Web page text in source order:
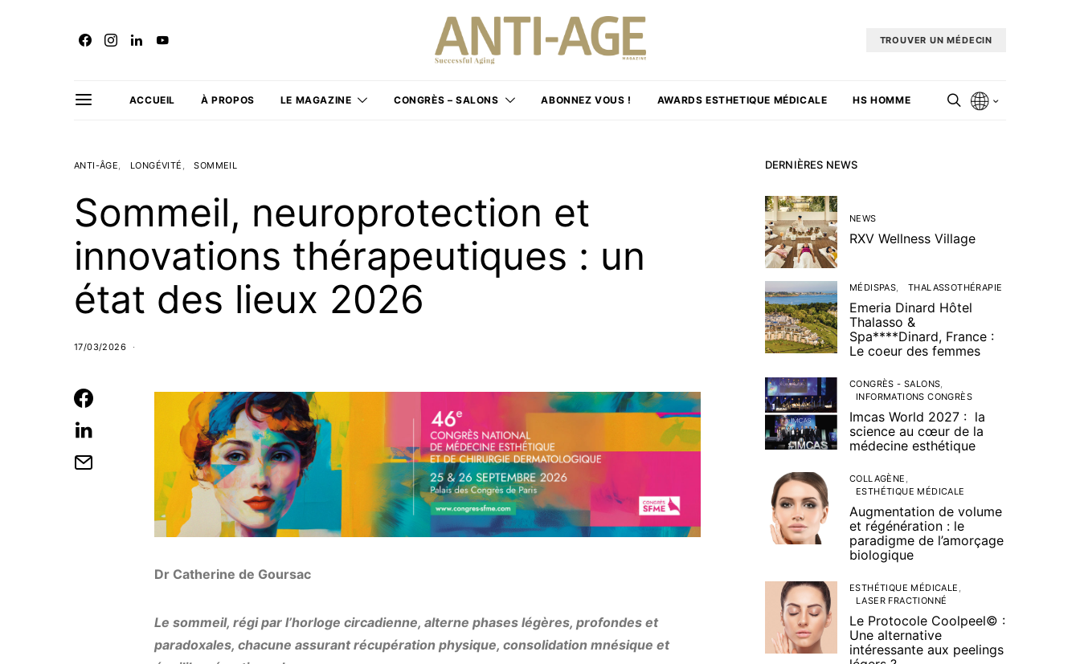
TROUVER UN MÉDECIN
ACCUEIL À PROPOS LE MAGAZINE CONGRÈS – SALONS ABONNEZ VOUS ! AWARDS ESTHETIQUE MÉDICALE HS HOMME
ANTI-ÂGE LONGÉVITÉ SOMMEIL
Sommeil, neuroprotection et
innovations thérapeutiques : un
état des lieux 2026
17/03/2026
Dr Catherine de Goursac
Le sommeil, régi par l’horloge circadienne, alterne phases légères, profondes et
paradoxales, chacune assurant récupération physique, consolidation mnésique et
DERNIÈRES NEWS
NEWS
RXV Wellness Village
MÉDISPAS THALASSOTHÉRAPIE
Emeria Dinard Hôtel
Thalasso &
Spa****Dinard, France :
Le coeur des femmes
CONGRÈS - SALONS
INFORMATIONS CONGRÈS
Imcas World 2027 : la
science au cœur de la
médecine esthétique
COLLAGÈNE
ESTHÉTIQUE MÉDICALE
Augmentation de volume
et régénération : le
paradigme de l’amorçage
biologique
ESTHÉTIQUE MÉDICALE
LASER FRACTIONNÉ
Le Protocole Coolpeel© :
Une alternative
intéressante aux peelings